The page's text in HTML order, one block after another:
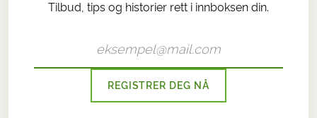
Tilbud, tips og historier rett i innboksen din.
REGISTRER DEG NÅ